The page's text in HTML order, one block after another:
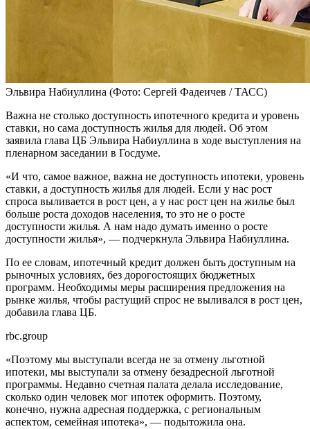
Эльвира Набиуллина (Фото: Сергей Фадеичев / ТАСС)
Важна не столько доступность ипотечного кредита и уровень
ставки, но сама доступность жилья для людей. Об этом
заявила глава ЦБ Эльвира Набиуллина в ходе выступления на
пленарном заседании в Госдуме.
«И что, самое важное, важна не доступность ипотеки, уровень
ставки, а доступность жилья для людей. Если у нас рост
спроса выливается в рост цен, а у нас рост цен на жилье был
больше роста доходов населения, то это не о росте
доступности жилья. А нам надо думать именно о росте
доступности жилья», — подчеркнула Эльвира Набиуллина.
По ее словам, ипотечный кредит должен быть доступным на
рыночных условиях, без дорогостоящих бюджетных
программ. Необходимы меры расширения предложения на
рынке жилья, чтобы растущий спрос не выливался в рост цен,
добавила глава ЦБ.
rbc.group
«Поэтому мы выступали всегда не за отмену льготной
ипотеки, мы выступали за отмену безадресной льготной
программы. Недавно счетная палата делала исследование,
сколько один человек мог ипотек оформить. Поэтому,
конечно, нужна адресная поддержка, с региональным
аспектом, семейная ипотека», — подытожила она.